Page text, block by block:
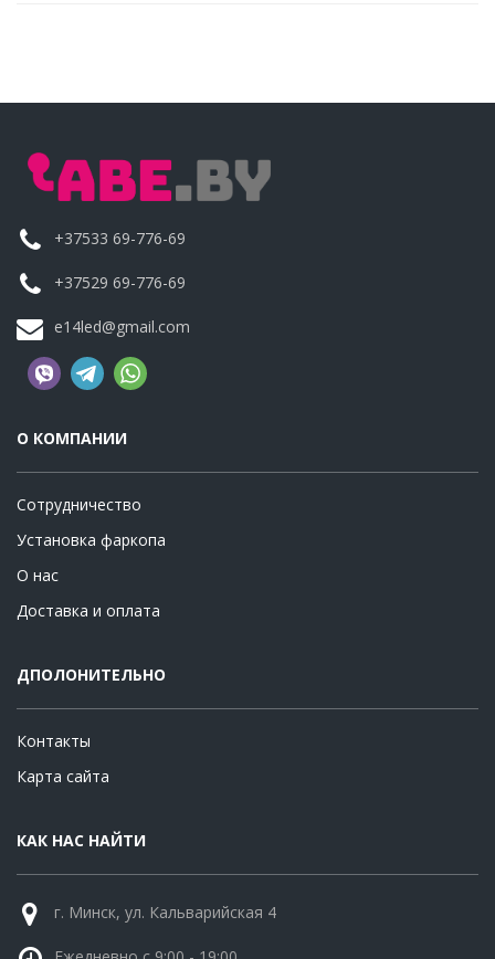
+37533 69-776-69
+37529 69-776-69
e14led@gmail.com
О КОМПАНИИ
Сотрудничество
Установка фаркопа
О нас
Доставка и оплата
ДПОЛОНИТЕЛЬНО
Контакты
Карта сайта
КАК НАС НАЙТИ
г. Минск, ул. Кальварийская 4